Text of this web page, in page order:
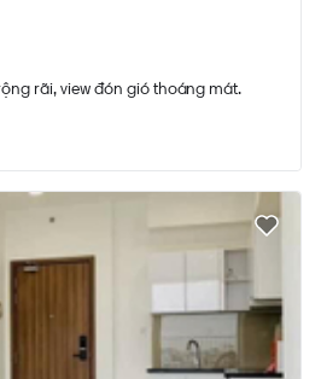
rãi, view đón gió thoáng mát.